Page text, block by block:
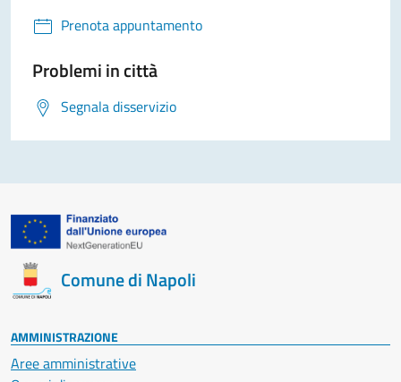
Prenota appuntamento
Problemi in città
Segnala disservizio
Comune di Napoli
AMMINISTRAZIONE
Aree amministrative